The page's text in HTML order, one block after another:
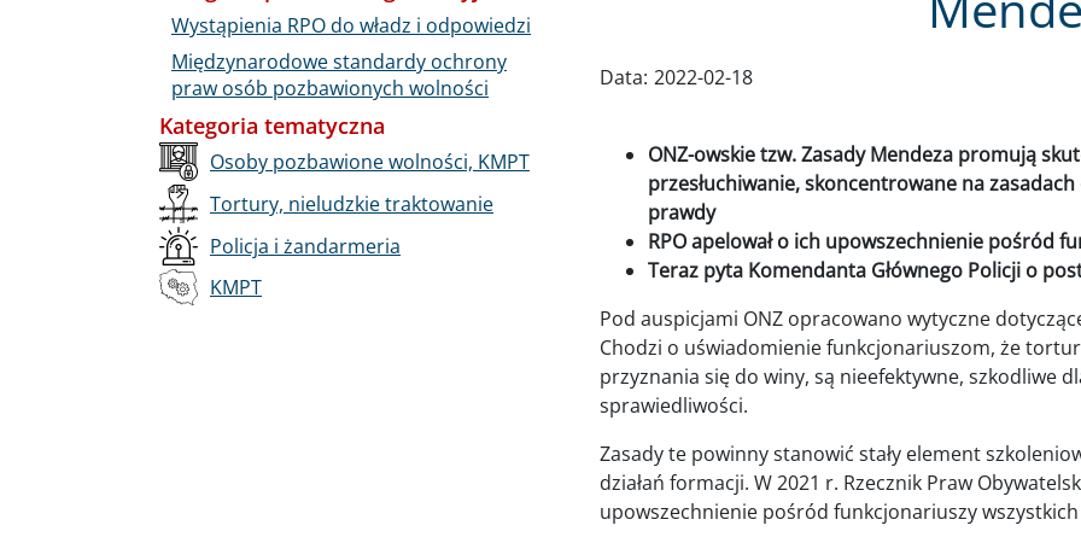
Data: 2022-02-18
ONZ-owskie tzw. Zasady Mendeza promują
przesłuchiwanie, skoncentrowane na
prawdy
RPO apelował o ich upowszechnienie pośród
Teraz pyta Komendanta Głównego Policji o
Pod auspicjami ONZ opracowano wytyczne
Chodzi o uświadomienie funkcjonariuszom, że
przyznania się do winy, są nieefektywne, szkodliwe
sprawiedliwości.
Zasady te powinny stanowić stały element
działań formacji. W 2021 r. Rzecznik Praw
upowszechnienie pośród funkcjonariuszy
Wystąpienia RPO do władz i odpowiedzi
Międzynarodowe standardy ochrony
praw osób pozbawionych wolności
Kategoria tematyczna
Osoby pozbawione wolności, KMPT
Tortury, nieludzkie traktowanie
Policja i żandarmeria
KMPT